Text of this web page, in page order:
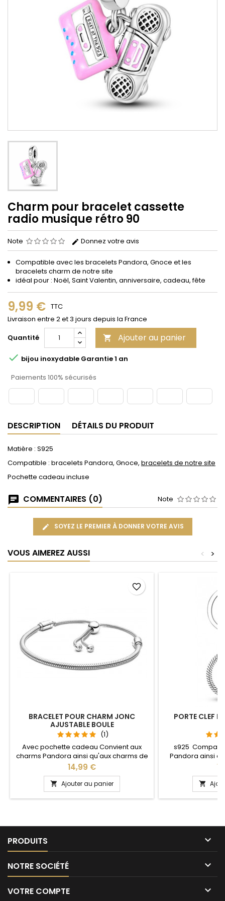
Charm pour bracelet cassette
radio musique rétro 90
Note Donnez votre avis
Compatible avec les bracelets Pandora, Gnoce et les
bracelets charm de notre site
idéal pour : Noël, Saint Valentin, anniversaire, cadeau, fête
9,99 € TTC
Livraison entre 2 et 3 jours depuis la France
Quantité
 Ajouter au panier
 bijou inoxydable Garantie 1 an
Paiements 100% sécurisés
DESCRIPTION DÉTAILS DU PRODUIT
Matière : S925
Compatible : bracelets Pandora, Gnoce, bracelets de notre site
Pochette cadeau incluse
COMMENTAIRES (0) Note
SOYEZ LE PREMIER À DONNER VOTRE AVIS
VOUS AIMEREZ AUSSI >
<
BRACELET POUR CHARM JONC
AJUSTABLE BOULE
(1)
Avec pochette cadeau Convient aux
charms Pandora ainsi qu'aux charms de
notre site idéal pour : Noël, Saint Valentin,
anniversaire, anniversaire de mariage La
partie ajustable se détache d'un coté
pour passer les charms par simple
pression sur le bouton Ajustable pour
Prix
14,99 €
 Ajouter au panier
favorite_border
PORTE CLEF
s925
Pandora ainsi
notre site idéal
anniversaire,
L'ouverture
niveau

PRODUITS 
NOTRE SOCIÉTÉ 
VOTRE COMPTE 